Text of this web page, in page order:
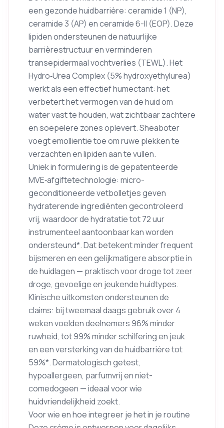
een gezonde huidbarrière: ceramide 1 (NP),
ceramide 3 (AP) en ceramide 6-II (EOP). Deze
lipiden ondersteunen de natuurlijke
barrièrestructuur en verminderen
transepidermaal vochtverlies (TEWL). Het
Hydro‑Urea Complex (5% hydroxyethylurea)
werkt als een effectief humectant: het
verbetert het vermogen van de huid om
water vast te houden, wat zichtbaar zachtere
en soepelere zones oplevert. Sheaboter
voegt emollientie toe om ruwe plekken te
verzachten en lipiden aan te vullen.
Uniek in formulering is de gepatenteerde
MVE‑afgiftetechnologie: micro-
geconditioneerde vetbolletjes geven
hydraterende ingrediënten gecontroleerd
vrij, waardoor de hydratatie tot 72 uur
instrumenteel aantoonbaar kan worden
ondersteund*. Dat betekent minder frequent
bijsmeren en een gelijkmatigere absorptie in
de huidlagen — praktisch voor droge tot zeer
droge, gevoelige en jeukende huidtypes.
Klinische uitkomsten ondersteunen de
claims: bij tweemaal daags gebruik over 4
weken voelden deelnemers 96% minder
ruwheid, tot 99% minder schilfering en jeuk
en een versterking van de huidbarrière tot
59%*. Dermatologisch getest,
hypoallergeen, parfumvrij en niet-
comedogeen — ideaal voor wie
huidvriendelijkheid zoekt.
Voor wie en hoe integreer je het in je routine